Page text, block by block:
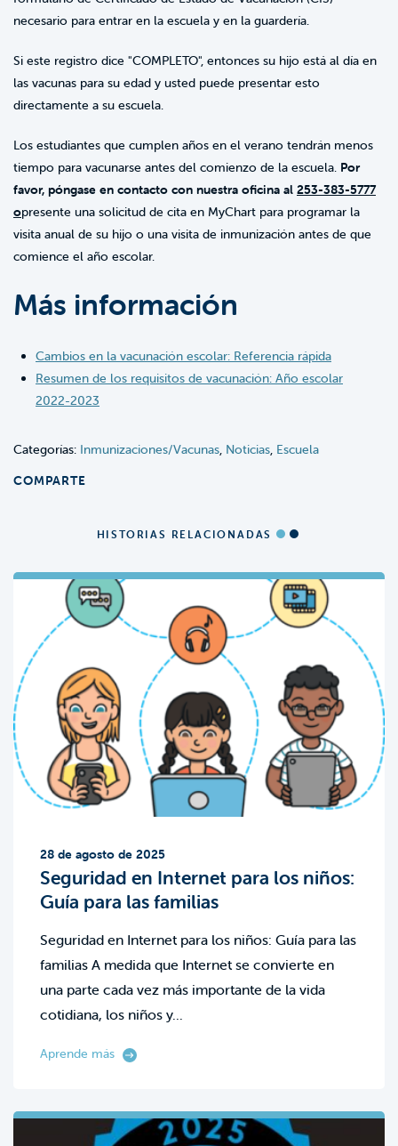
necesario para entrar en la escuela y en la guardería.
Si este registro dice "COMPLETO", entonces su hijo está al día en
las vacunas para su edad y usted puede presentar esto
directamente a su escuela.
Los estudiantes que cumplen años en el verano tendrán menos
tiempo para vacunarse antes del comienzo de la escuela. Por
favor, póngase en contacto con nuestra oficina al 253-383-5777
opresente una solicitud de cita en MyChart para programar la
visita anual de su hijo o una visita de inmunización antes de que
comience el año escolar.
Más información
Cambios en la vacunación escolar: Referencia rápida
Resumen de los requisitos de vacunación: Año escolar
2022-2023
Categorías: Inmunizaciones/Vacunas, Noticias, Escuela
COMPARTE
HISTORIAS RELACIONADAS
28 de agosto de 2025
Seguridad en Internet para los niños:
Guía para las familias
Seguridad en Internet para los niños: Guía para las
familias A medida que Internet se convierte en
una parte cada vez más importante de la vida
cotidiana, los niños y...
Aprende más